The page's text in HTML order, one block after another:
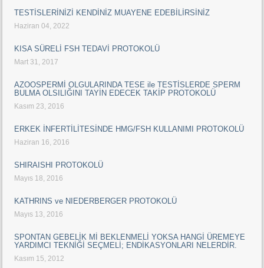
TESTİSLERİNİZİ KENDİNİZ MUAYENE EDEBİLİRSİNİZ
Haziran 04, 2022
KISA SÜRELİ FSH TEDAVİ PROTOKOLÜ
Mart 31, 2017
AZOOSPERMİ OLGULARINDA TESE ile TESTİSLERDE SPERM
BULMA OLSILIĞINI TAYİN EDECEK TAKİP PROTOKOLÜ
Kasım 23, 2016
ERKEK İNFERTİLİTESİNDE HMG/FSH KULLANIMI PROTOKOLÜ
Haziran 16, 2016
SHIRAISHI PROTOKOLÜ
Mayıs 18, 2016
KATHRINS ve NIEDERBERGER PROTOKOLÜ
Mayıs 13, 2016
SPONTAN GEBELİK Mİ BEKLENMELİ YOKSA HANGİ ÜREMEYE
YARDIMCI TEKNİĞİ SEÇMELİ; ENDİKASYONLARI NELERDİR.
Kasım 15, 2012